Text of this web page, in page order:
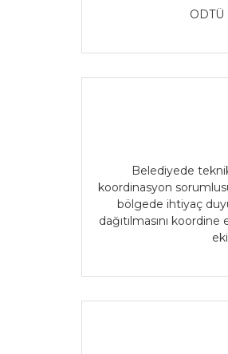
ODTÜ
Belediyede
koordinasyon
bölgede ihtiyaç
dağıtılmasını